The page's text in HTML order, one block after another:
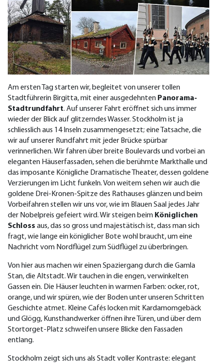
Am ersten Tag starten wir, begleitet von unserer tollen
Stadtführerin Birgitta, mit einer ausgedehnten Panorama-
Stadtrundfahrt. Auf unserer Fahrt eröffnet sich uns immer
wieder der Blick auf glitzerndes Wasser. Stockholm ist ja
schliesslich aus 14 Inseln zusammengesetzt; eine Tatsache, die
wir auf unserer Rundfahrt mit jeder Brücke spürbar
verinnerlichen. Wir fahren über breite Boulevards und vorbei an
eleganten Häuserfassaden, sehen die berühmte Markthalle und
das imposante Königliche Dramatische Theater, dessen goldene
Verzierungen im Licht funkeln. Von weitem sehen wir auch die
goldene Drei-Kronen-Spitze des Rathauses glänzen und beim
Vorbeifahren stellen wir uns vor, wie im Blauen Saal jedes Jahr
der Nobelpreis gefeiert wird. Wir steigen beim Königlichen
Schloss aus, das so gross und majestätisch ist, dass man sich
fragt, wie lange ein königlicher Bote wohl braucht, um eine
Nachricht vom Nordflügel zum Südflügel zu überbringen.
Von hier aus machen wir einen Spaziergang durch die Gamla
Stan, die Altstadt. Wir tauchen in die engen, verwinkelten
Gassen ein. Die Häuser leuchten in warmen Farben: ocker, rot,
orange, und wir spüren, wie der Boden unter unseren Schritten
Geschichte atmet. Kleine Cafés locken mit Kardamomgebäck
und Glögg, Kunsthandwerker öffnen ihre Türen, und über dem
Stortorget-Platz schweifen unsere Blicke den Fassaden
entlang.
Stockholm zeigt sich uns als Stadt voller Kontraste: elegant